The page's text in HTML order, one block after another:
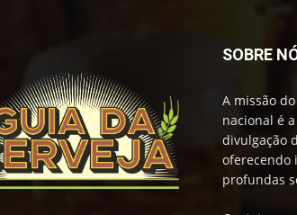
SOBRE
A missão
nacional é
divulgação
oferecendo
profundas